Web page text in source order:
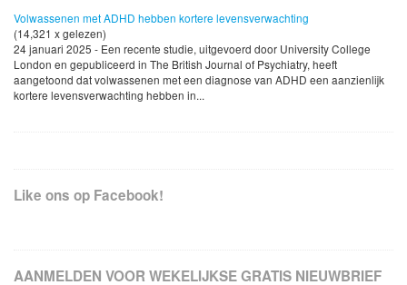
Volwassenen met ADHD hebben kortere levensverwachting
(14,321 x gelezen)
24 januari 2025 - Een recente studie, uitgevoerd door University College
London en gepubliceerd in The British Journal of Psychiatry, heeft
aangetoond dat volwassenen met een diagnose van ADHD een aanzienlijk
kortere levensverwachting hebben in...
Like ons op Facebook!
AANMELDEN VOOR WEKELIJKSE GRATIS NIEUWBRIEF